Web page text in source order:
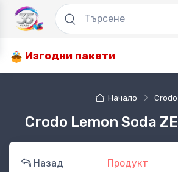
Изгодни пакети
Начало Crodo
Crodo Lemon Soda
Назад Продукт